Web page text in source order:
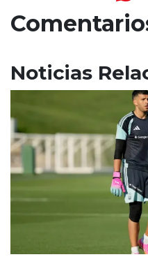
Noticias